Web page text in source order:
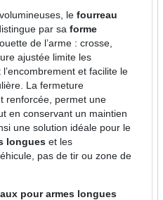
lefourreau
par saforme
de l’arme : crosse,
ajustée limite les
et facilite le
La fermeture
renforcée, permet une
en conservant un maintien
une solution idéale pour le
longues et les
pas de tir ou zone de
pour armes longues